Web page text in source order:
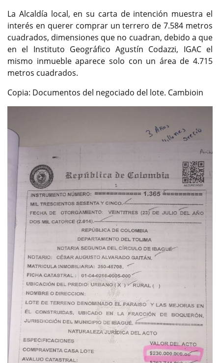
La Alcaldía local, en su carta de intención muestra el
interés en querer comprar un terrero de 7.584 metros
cuadrados, dimensiones que no cuadran, debido a que
en el Instituto Geográfico Agustín Codazzi, IGAC el
mismo inmueble aparece solo con un área de 4.715
metros cuadrados.
Copia: Documentos del negociado del lote. Cambioin